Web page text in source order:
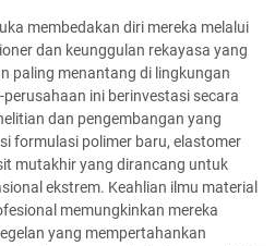
membedakan diri mereka melalui
dan keunggulan rekayasa yang
paling menantang di lingkungan
ini berinvestasi secara
dan pengembangan yang
formulasi polimer baru, elastomer
mutakhir yang dirancang untuk
ekstrem. Keahlian ilmu material
memungkinkan mereka
yang mempertahankan